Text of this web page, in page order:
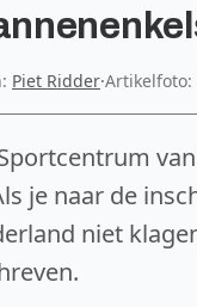
Piet Ridder·Artikelfoto:
je naar de
niet